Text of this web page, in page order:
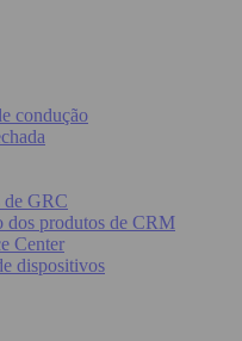
condução
de GRC
dos produtos de CRM
Center
dispositivos